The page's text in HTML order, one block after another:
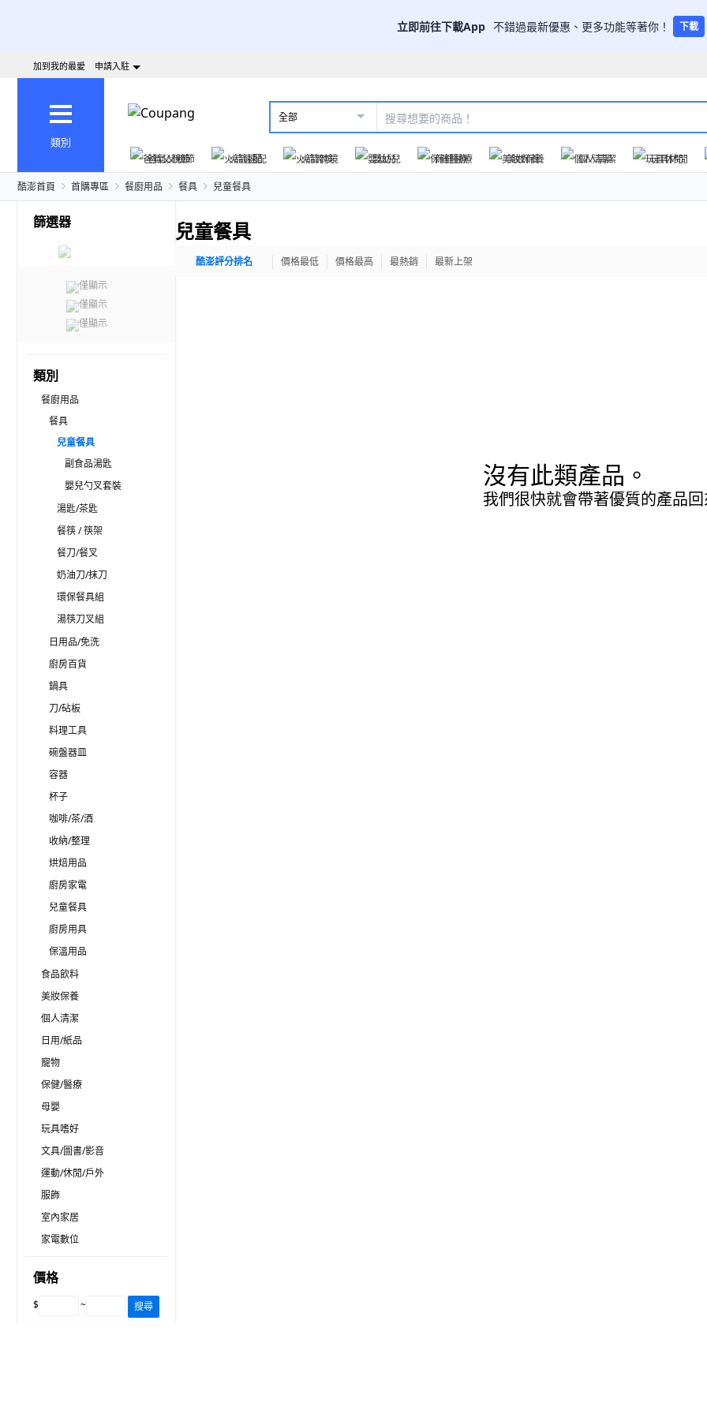
立即前往下載App 不錯過最新優惠、更多功能等著你！ 下載
加到我的最愛 申請入駐
類別
全部
爸氣父親節 火箭速配 火箭跨境 嬰幼兒 保健醫療 美妝保養 個人清潔 玩具休閒
酷澎首頁 首購專區 餐廚用品 餐具 兒童餐具
篩選器
僅顯示
僅顯示
僅顯示
類別
餐廚用品
餐具
兒童餐具
副食品湯匙
嬰兒勺叉套裝
湯匙/茶匙
餐筷 / 筷架
餐刀/餐叉
奶油刀/抹刀
環保餐具組
湯筷刀叉組
日用品/免洗
廚房百貨
鍋具
刀/砧板
料理工具
碗盤器皿
容器
杯子
咖啡/茶/酒
收納/整理
烘焙用品
廚房家電
兒童餐具
廚房用具
保溫用品
食品飲料
美妝保養
個人清潔
日用/紙品
寵物
保健/醫療
母嬰
玩具嗜好
文具/圖書/影音
運動/休閒/戶外
服飾
室內家居
家電數位
價格
$ ~ 搜尋
兒童餐具
酷澎評分排名 價格最低 價格最高 最熱銷 最新上架
沒有此類產品。
我們很快就會帶著優質的產品